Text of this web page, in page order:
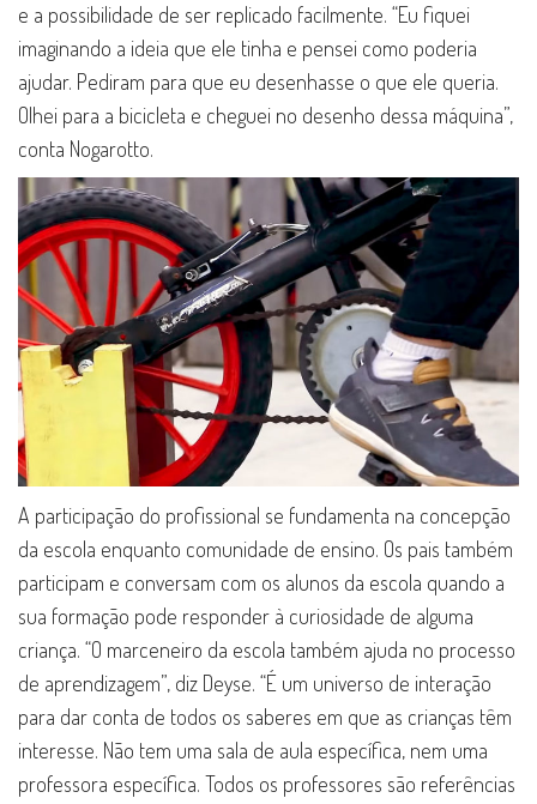
e a possibilidade de ser replicado facilmente. “Eu fiquei
imaginando a ideia que ele tinha e pensei como poderia
ajudar. Pediram para que eu desenhasse o que ele queria.
Olhei para a bicicleta e cheguei no desenho dessa máquina”,
conta Nogarotto.
A participação do profissional se fundamenta na concepção
da escola enquanto comunidade de ensino. Os pais também
participam e conversam com os alunos da escola quando a
sua formação pode responder à curiosidade de alguma
criança. “O marceneiro da escola também ajuda no processo
de aprendizagem”, diz Deyse. “É um universo de interação
para dar conta de todos os saberes em que as crianças têm
interesse. Não tem uma sala de aula específica, nem uma
professora específica. Todos os professores são referências